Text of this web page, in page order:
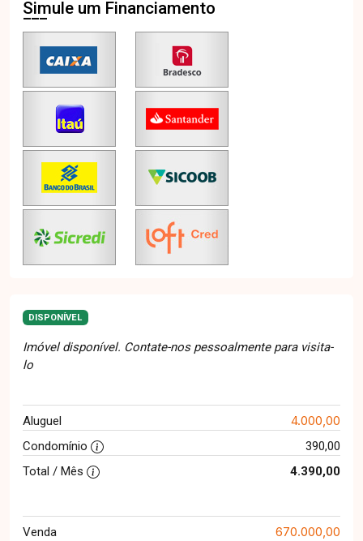
Simule um Financiamento
DISPONÍVEL
Imóvel disponível. Contate-nos pessoalmente para visita-
lo
Aluguel 4.000,00
Condomínio
390,00
Total / Mês
4.390,00
Venda 670.000,00